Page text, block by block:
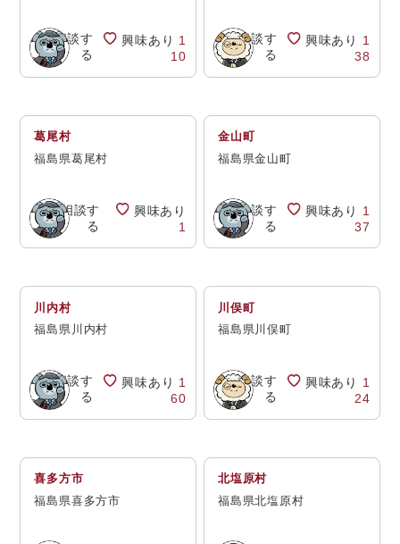
相談す
る
興味あり 1
10
相談す
る
興味あり 1
38
葛尾村
福島県葛尾村
相談す
る
興味あり
1
金山町
福島県金山町
相談す
る
興味あり 1
37
川内村
福島県川内村
相談す
る
興味あり 1
60
川俣町
福島県川俣町
相談す
る
興味あり 1
24
喜多方市
福島県喜多方市
北塩原村
福島県北塩原村